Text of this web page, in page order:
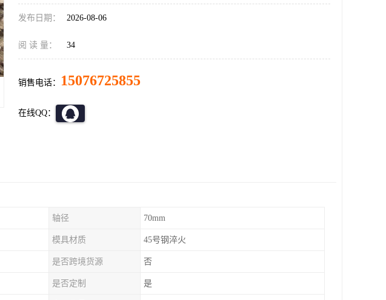
发布日期： 2026-08-06
阅 读 量： 34
销售电话： 15076725855
在线QQ：
轴径 70mm
模具材质 45号钢淬火
是否跨境货源 否
是否定制 是